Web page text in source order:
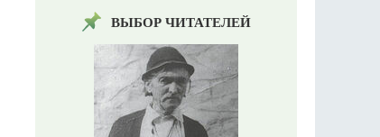
ВЫБОР ЧИТАТЕЛЕЙ